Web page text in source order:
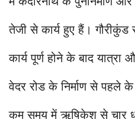
तेजी से कार्य हुए हैं।
कार्य पूर्ण होने के बाद
वेदर रोड के निर्माण से पहले
कम समय में ऋषिकेश से चार